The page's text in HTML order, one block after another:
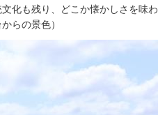
化も残り、どこか懐かしさを味
らの景色）